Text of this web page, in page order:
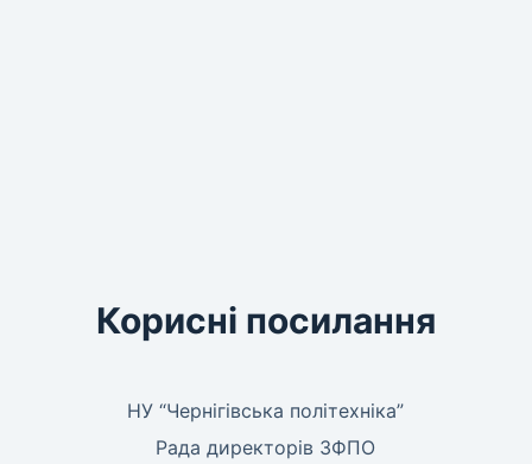
Корисні посилання
НУ “Чернігівська політехніка”
Рада директорів ЗФПО